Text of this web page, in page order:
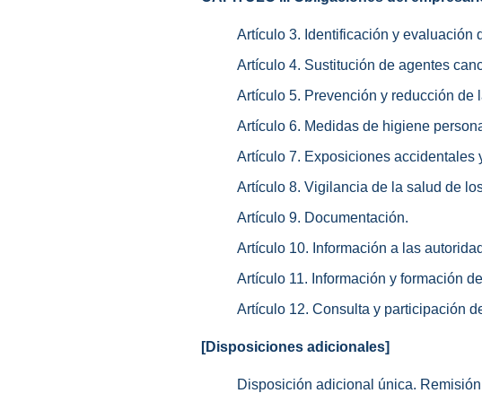
Artículo 3. Identificación y evaluación
Artículo 4. Sustitución de agentes
Artículo 5. Prevención y reducción de
Artículo 6. Medidas de higiene
Artículo 7. Exposiciones accidentales
Artículo 8. Vigilancia de la salud de
Artículo 9. Documentación.
Artículo 10. Información a las
Artículo 11. Información y formación
Artículo 12. Consulta y participación
[Disposiciones adicionales]
Disposición adicional única.